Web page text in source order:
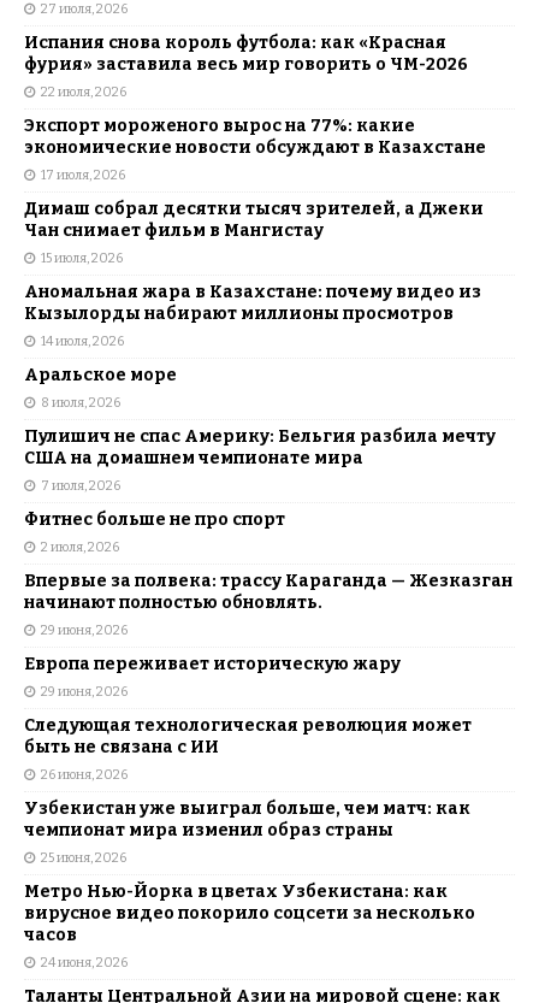
27 июля, 2026
Испания снова король футбола: как «Красная
фурия» заставила весь мир говорить о ЧМ-2026
22 июля, 2026
Экспорт мороженого вырос на 77%: какие
экономические новости обсуждают в Казахстане
17 июля, 2026
Димаш собрал десятки тысяч зрителей, а Джеки
Чан снимает фильм в Мангистау
15 июля, 2026
Аномальная жара в Казахстане: почему видео из
Кызылорды набирают миллионы просмотров
14 июля, 2026
Аральское море
8 июля, 2026
Пулишич не спас Америку: Бельгия разбила мечту
США на домашнем чемпионате мира
7 июля, 2026
Фитнес больше не про спорт
2 июля, 2026
Впервые за полвека: трассу Караганда — Жезказган
начинают полностью обновлять.
29 июня, 2026
Европа переживает историческую жару
29 июня, 2026
Следующая технологическая революция может
быть не связана с ИИ
26 июня, 2026
Узбекистан уже выиграл больше, чем матч: как
чемпионат мира изменил образ страны
25 июня, 2026
Метро Нью-Йорка в цветах Узбекистана: как
вирусное видео покорило соцсети за несколько
часов
24 июня, 2026
Таланты Центральной Азии на мировой сцене: как